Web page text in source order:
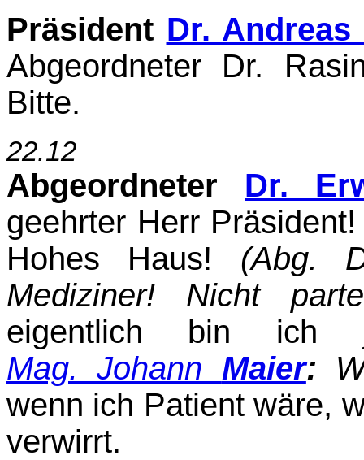
Präsident Dr. Andreas
Abgeordneter Dr.
Bitte.
22.12
Abgeordneter Dr.
geehrter Herr
Hohes Haus! (Abg.
Mediziner! Nicht
eigentlich bin
Mag. Johann Maier:
wenn ich Patient wäre,
verwirrt.